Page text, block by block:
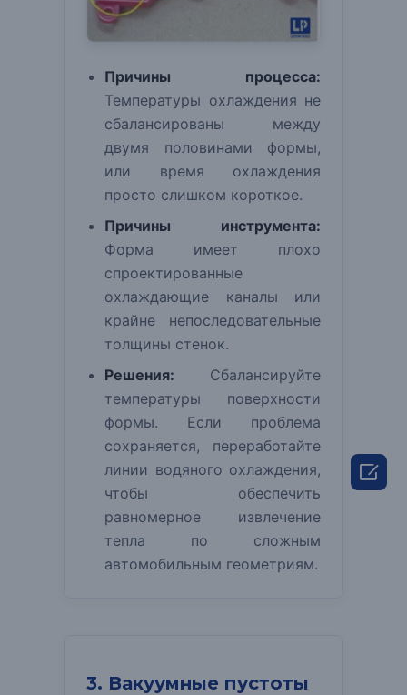
Причины процесса:
Температуры охлаждения не
сбалансированы между
двумя половинами формы,
или время охлаждения
просто слишком короткое.
Причины инструмента:
Форма имеет плохо
спроектированные
охлаждающие каналы или
крайне непоследовательные
толщины стенок.
Решения: Сбалансируйте
температуры поверхности
формы. Если проблема
сохраняется, переработайте
линии водяного охлаждения,
чтобы обеспечить
равномерное извлечение
тепла по сложным
автомобильным геометриям.
3. Вакуумные пустоты
